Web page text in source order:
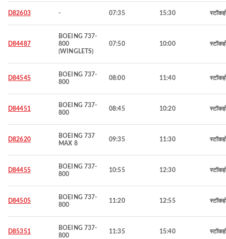
D82603 - 07:35 15:30
D84487
BOEING 737-
800
(WINGLETS)
07:50 10:00
D84545
BOEING 737-
800
08:00 11:40
D84451
BOEING 737-
800
08:45 10:20
D82620
BOEING 737
MAX 8
09:35 11:30
D84455
BOEING 737-
800
10:55 12:30
D84505
BOEING 737-
800
11:20 12:55
D85351
BOEING 737-
800
11:35 15:40